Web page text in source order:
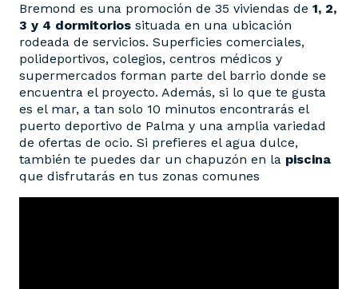
Bremond es una promoción de 35 viviendas de 1, 2,
3 y 4 dormitorios situada en una ubicación
rodeada de servicios. Superficies comerciales,
polideportivos, colegios, centros médicos y
supermercados forman parte del barrio donde se
encuentra el proyecto. Además, si lo que te gusta
es el mar, a tan solo 10 minutos encontrarás el
puerto deportivo de Palma y una amplia variedad
de ofertas de ocio. Si prefieres el agua dulce,
también te puedes dar un chapuzón en la piscina
que disfrutarás en tus zonas comunes